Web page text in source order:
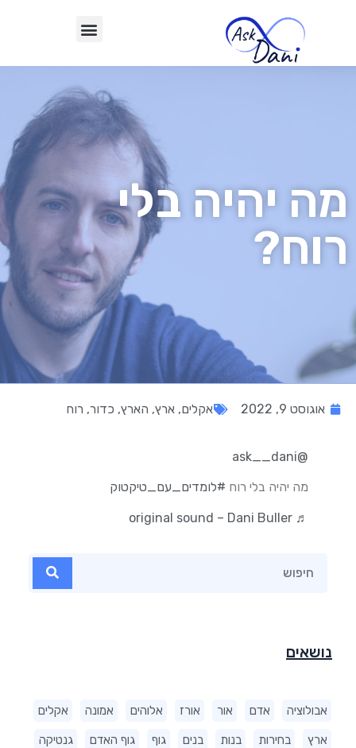
מה יהיה בלי
רוח?
נושאים
אבולוציה אדם אור אורז אלוהים אמונה אקלים
ארץ בחירות בנות בנים גוף גוף האדם גנטיקה
אוגוסט 9, 2022 אקלים, ארץ, הארץ, כדור, רוח
@ask__dani
מה יהיה בלי רוח #לומדים_עם_טיקטוק
♬ original sound – Dani Buller